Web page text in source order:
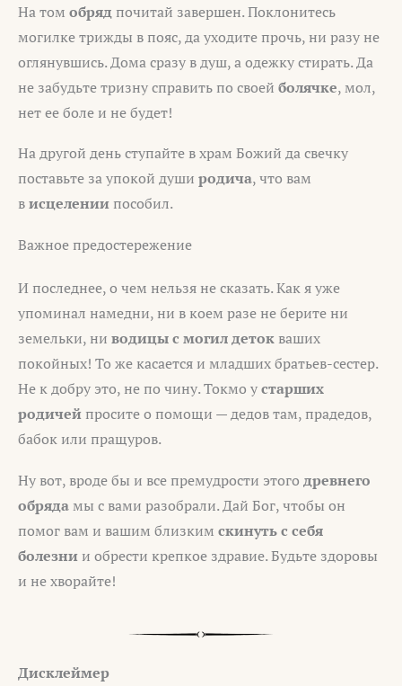
На том обряд почитай завершен. Поклонитесь
могилке трижды в пояс, да уходите прочь, ни разу не
оглянувшись. Дома сразу в душ, а одежку стирать. Да
не забудьте тризну справить по своей болячке, мол,
нет ее боле и не будет!
На другой день ступайте в храм Божий да свечку
поставьте за упокой души родича, что вам
висцелении пособил.
Важное предостережение
И последнее, о чем нельзя не сказать. Как я уже
упоминал намедни, ни в коем разе не берите ни
земельки, ни водицы с могил деток ваших
покойных! То же касается и младших братьев-сестер.
Не к добру это, не по чину. Токмо устарших
родичей просите о помощи — дедов там, прадедов,
бабок или пращуров.
Ну вот, вроде бы и все премудрости этого древнего
обрядамы с вами разобрали. Дай Бог, чтобы он
помог вам и вашим близким скинуть с себя
болезни и обрести крепкое здравие. Будьте здоровы
и не хворайте!
Дисклеймер